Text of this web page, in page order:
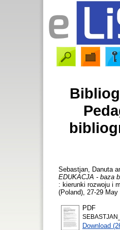
Sebastjan, Danuta
EDUKACJA - baza
: kierunki rozwoju i
(Poland), 27-29
PDF
Download